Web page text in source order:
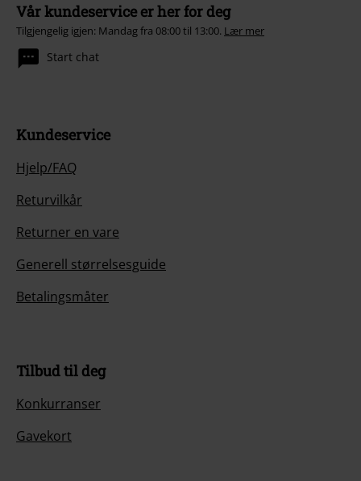
Vår kundeservice er her for deg
Tilgjengelig igjen: Mandag fra 08:00 til 13:00. Lær mer
Start chat
Kundeservice
Hjelp/FAQ
Returvilkår
Returner en vare
Generell størrelsesguide
Betalingsmåter
Tilbud til deg
Konkurranser
Gavekort